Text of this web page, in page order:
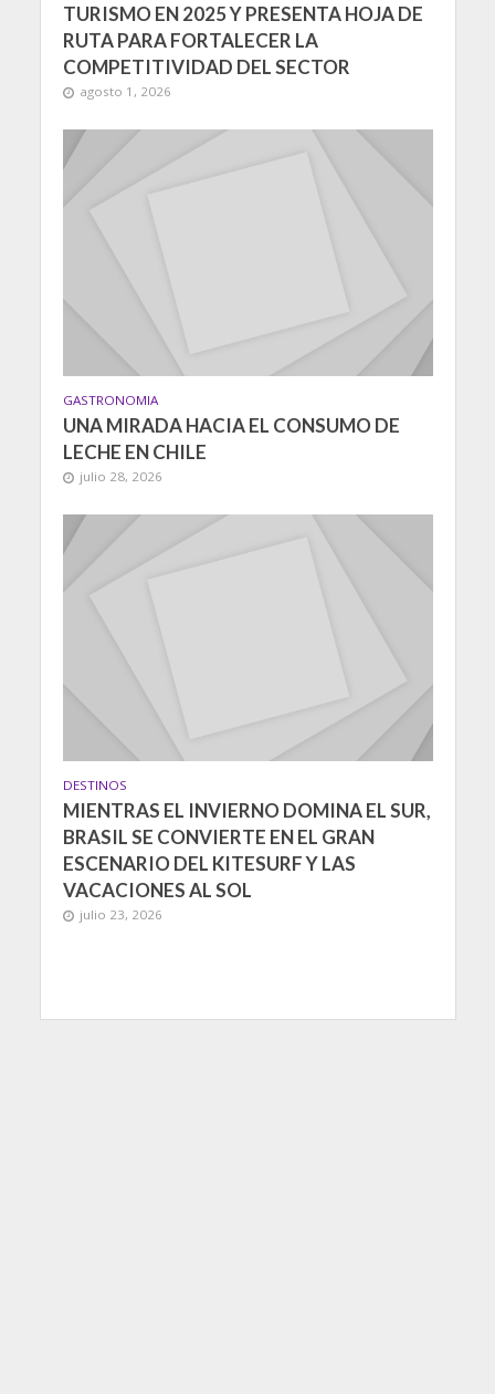
TURISMO EN 2025 Y PRESENTA HOJA DE
RUTA PARA FORTALECER LA
COMPETITIVIDAD DEL SECTOR
agosto 1, 2026
GASTRONOMIA
UNA MIRADA HACIA EL CONSUMO DE
LECHE EN CHILE
julio 28, 2026
DESTINOS
MIENTRAS EL INVIERNO DOMINA EL SUR,
BRASIL SE CONVIERTE EN EL GRAN
ESCENARIO DEL KITESURF Y LAS
VACACIONES AL SOL
julio 23, 2026